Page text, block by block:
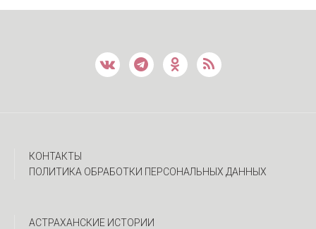
КОНТАКТЫ
ПОЛИТИКА ОБРАБОТКИ ПЕРСОНАЛЬНЫХ ДАННЫХ
АСТРАХАНСКИЕ ИСТОРИИ